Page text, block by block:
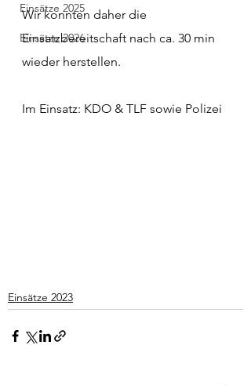
Einsätze 2025
Einsätze 2026
Wir konnten daher die
Einsatzbereitschaft nach ca. 30 min
wieder herstellen.
Im Einsatz: KDO & TLF sowie Polizei
Einsätze 2023